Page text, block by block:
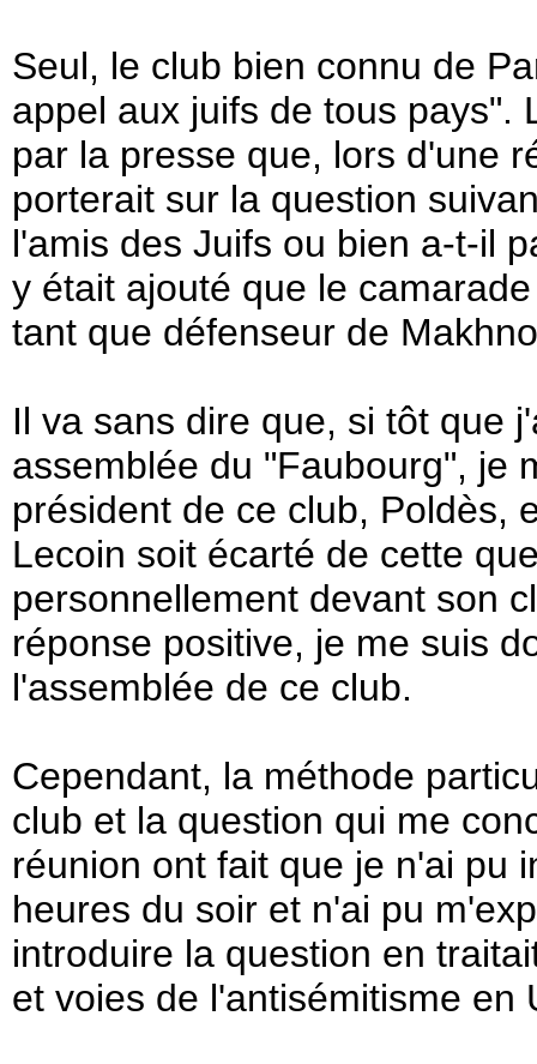
Seul, le club bien connu de
appel aux juifs de tous pays".
par la presse que, lors d'une
porterait sur la question
l'amis des Juifs ou bien a-t-il
y était ajouté que le
tant que défenseur de
Il va sans dire que, si tôt que
assemblée du "Faubourg", je
président de ce club, Poldès,
Lecoin soit écarté de cette
personnellement devant son
réponse positive, je me suis
l'assemblée de ce club.
Cependant, la méthode
club et la question qui me
réunion ont fait que je n'ai pu
heures du soir et n'ai pu
introduire la question en
et voies de l'antisémitisme en